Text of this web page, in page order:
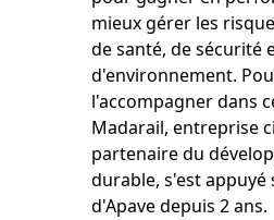
mieux gérer les
de santé, de sécurité
d'environnement.
l'accompagner dans
Madarail, entreprise
partenaire du
durable, s'est appuyé
d'Apave depuis 2 ans.